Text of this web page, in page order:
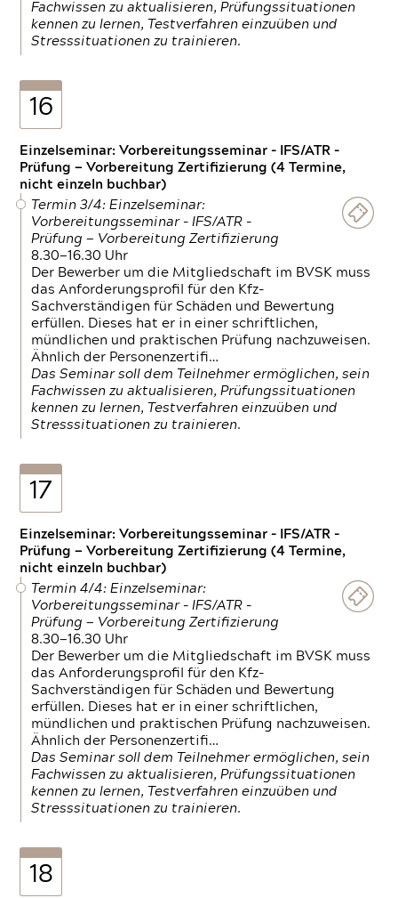
Fachwissen zu aktualisieren, Prüfungssituationen
kennen zu lernen, Testverfahren einzuüben und
Stresssituationen zu trainieren.
16
Einzelseminar: Vorbereitungsseminar - IFS/ATR -
Prüfung — Vorbereitung Zertifizierung (4 Termine,
nicht einzeln buchbar)
Termin 3/4: Einzelseminar:
Vorbereitungsseminar - IFS/ATR -
Prüfung — Vorbereitung Zertifizierung
8.30—16.30 Uhr
Der Bewerber um die Mitgliedschaft im BVSK muss
das Anforderungsprofil für den Kfz-
Sachverständigen für Schäden und Bewertung
erfüllen. Dieses hat er in einer schriftlichen,
mündlichen und praktischen Prüfung nachzuweisen.
Ähnlich der Personenzertifi…
Das Seminar soll dem Teilnehmer ermöglichen, sein
Fachwissen zu aktualisieren, Prüfungssituationen
kennen zu lernen, Testverfahren einzuüben und
Stresssituationen zu trainieren.
17
Einzelseminar: Vorbereitungsseminar - IFS/ATR -
Prüfung — Vorbereitung Zertifizierung (4 Termine,
nicht einzeln buchbar)
Termin 4/4: Einzelseminar:
Vorbereitungsseminar - IFS/ATR -
Prüfung — Vorbereitung Zertifizierung
8.30—16.30 Uhr
Der Bewerber um die Mitgliedschaft im BVSK muss
das Anforderungsprofil für den Kfz-
Sachverständigen für Schäden und Bewertung
erfüllen. Dieses hat er in einer schriftlichen,
mündlichen und praktischen Prüfung nachzuweisen.
Ähnlich der Personenzertifi…
Das Seminar soll dem Teilnehmer ermöglichen, sein
Fachwissen zu aktualisieren, Prüfungssituationen
kennen zu lernen, Testverfahren einzuüben und
Stresssituationen zu trainieren.
18